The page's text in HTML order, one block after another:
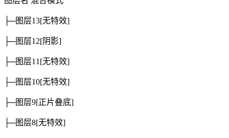
├─图层13[无特效]
├─图层12[阴影]
├─图层11 [无特效]
├─图层10[无特效]
├─图层9[正片叠底]
├─图层8[无特效]